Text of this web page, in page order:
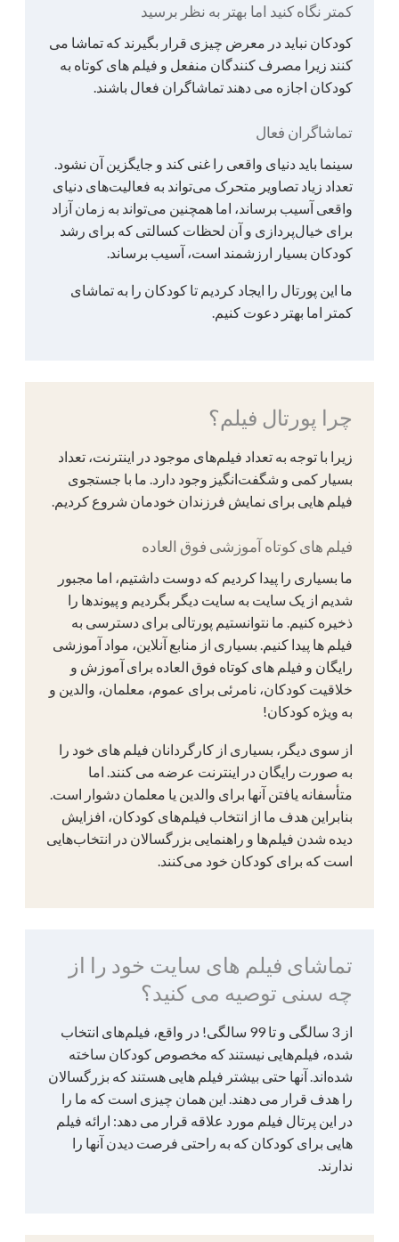
کمتر نگاه کنید اما بهتر به نظر برسید
کودکان نباید در معرض چیزی قرار بگیرند که تماشا می
کنند زیرا مصرف کنندگان منفعل و فیلم های کوتاه به
کودکان اجازه می دهند تماشاگران فعال باشند.
تماشاگران فعال
سینما باید دنیای واقعی را غنی کند و جایگزین آن نشود.
تعداد زیاد تصاویر متحرک می‌تواند به فعالیت‌های دنیای
واقعی آسیب برساند، اما همچنین می‌تواند به زمان آزاد
برای خیال‌پردازی و آن لحظات کسالتی که برای رشد
کودکان بسیار ارزشمند است، آسیب برساند.
ما این پورتال را ایجاد کردیم تا کودکان را به تماشای
کمتر اما بهتر دعوت کنیم.
چرا پورتال فیلم؟
زیرا با توجه به تعداد فیلم‌های موجود در اینترنت، تعداد
بسیار کمی و شگفت‌انگیز وجود دارد. ما با جستجوی
فیلم هایی برای نمایش فرزندان خودمان شروع کردیم.
فیلم های کوتاه آموزشی فوق العاده
ما بسیاری را پیدا کردیم که دوست داشتیم، اما مجبور
شدیم از یک سایت به سایت دیگر بگردیم و پیوندها را
ذخیره کنیم. ما نتوانستیم پورتالی برای دسترسی به
فیلم ها پیدا کنیم. بسیاری از منابع آنلاین، مواد آموزشی
رایگان و فیلم های کوتاه فوق العاده برای آموزش و
خلاقیت کودکان، نامرئی برای عموم، معلمان، والدین و
به ویژه کودکان!
از سوی دیگر، بسیاری از کارگردانان فیلم های خود را
به صورت رایگان در اینترنت عرضه می کنند. اما
متأسفانه یافتن آنها برای والدین یا معلمان دشوار است.
بنابراین هدف ما از انتخاب فیلم‌های کودکان، افزایش
دیده شدن فیلم‌ها و راهنمایی بزرگسالان در انتخاب‌هایی
است که برای کودکان خود می‌کنند.
تماشای فیلم های سایت خود را از
چه سنی توصیه می کنید؟
از 3 سالگی و تا 99 سالگی! در واقع، فیلم‌های انتخاب
شده، فیلم‌هایی نیستند که مخصوص کودکان ساخته
شده‌اند. آنها حتی بیشتر فیلم هایی هستند که بزرگسالان
را هدف قرار می دهند. این همان چیزی است که ما را
در این پرتال فیلم مورد علاقه قرار می دهد: ارائه فیلم
هایی برای کودکان که به راحتی فرصت دیدن آنها را
ندارند.